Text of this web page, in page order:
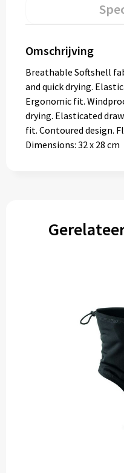
Omschrijving
Breathable Softshell
and quick drying.
Ergonomic fit.
drying. Elasticated
fit. Contoured design.
Dimensions: 32 x 28 cm